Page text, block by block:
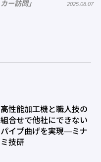
カー訪問」
2025.08.07
高性能加工機と職人技の
組合せで他社にできない
パイプ曲げを実現―ミナ
ミ技研